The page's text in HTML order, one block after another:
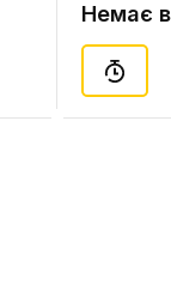
(954054)
Немає